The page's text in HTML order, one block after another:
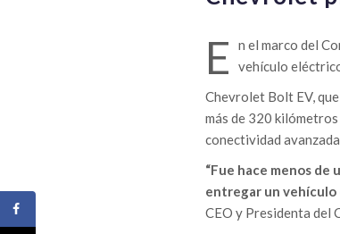
E n el marco del
vehículo
Chevrolet Bolt EV,
más de 320
conectividad
“Fue hace menos
entregar un vehículo
CEO y Presidenta del